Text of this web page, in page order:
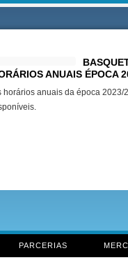
ANUAIS ÉPOCA
horários anuais da época 2023/
PARCERIAS